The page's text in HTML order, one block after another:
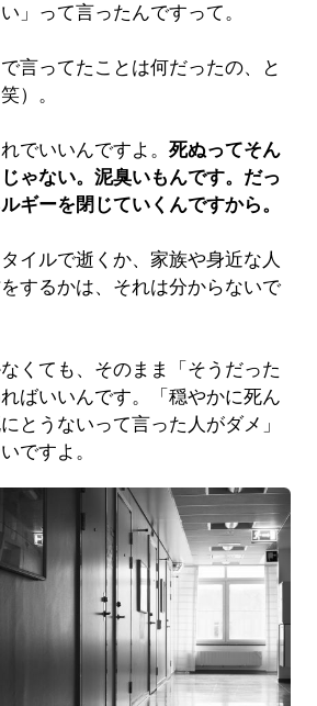
」って言ったんですって。
言ってたことは何だったの、と
）。
でいいんですよ。 死ぬってそん
ゃない。泥臭いもんです。だっ
ギーを閉じていくんですから。
イルで逝くか、家族や身近な人
するかは、それは分からないで
くても、そのまま「そうだった
ばいいんです。「穏やかに死ん
とうないって言った人がダメ」
ですよ。